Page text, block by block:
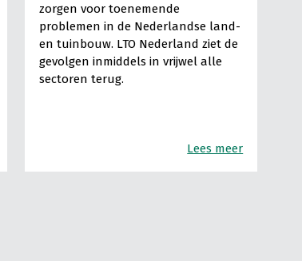
zorgen voor toenemende
problemen in de Nederlandse land-
en tuinbouw. LTO Nederland ziet de
gevolgen inmiddels in vrijwel alle
sectoren terug.
Lees meer